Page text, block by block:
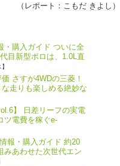
（レポート： こもだ きよし ）
・購入ガイド ついに全
目新型ポロは、1.0L直
さすが4WDの三菱！
走りも楽しめる絶妙な
】 日差リーフの実電
ツ電費を稼ぐe-
報・購入ガイド 約20
みあわせた次世代エン